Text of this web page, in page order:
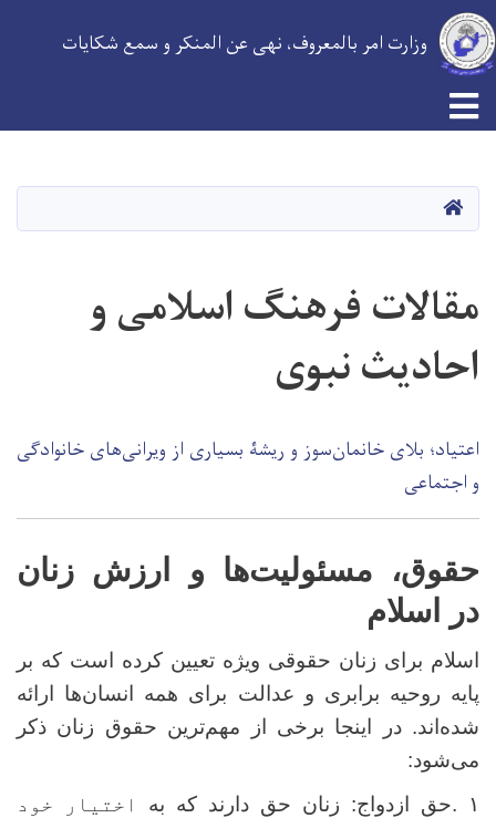
content
وزارت امر بالمعروف، نهی عن المنکر و سمع شکایات
HOME
مقالات فرهنگ اسلامی و
احادیث نبوی
اعتیاد؛ بلای خانمان‌سوز و ریشۀ بسیاری از ویرانی‌های خانوادگی
و اجتماعی
حقوق، مسئولیت‌ها و ارزش زنان
در اسلام
اسلام برای زنان حقوقی ویژه تعیین کرده است که بر
پایه روحیه برابری و عدالت برای همه انسان‌ها ارائه
شده‌اند. در اینجا برخی از مهم‌ترین حقوق زنان ذکر
می‌شود:
۱ .حق ازدواج: زنان حق دارند که به
اختیار خود